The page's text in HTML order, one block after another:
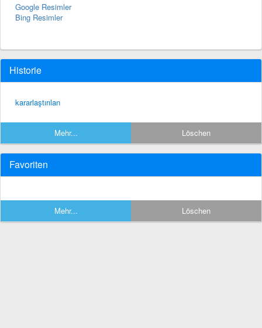
Google Resimler
Bing Resimler
Historie
kararlaştırılan
Mehr... Löschen
Favoriten
Mehr... Löschen